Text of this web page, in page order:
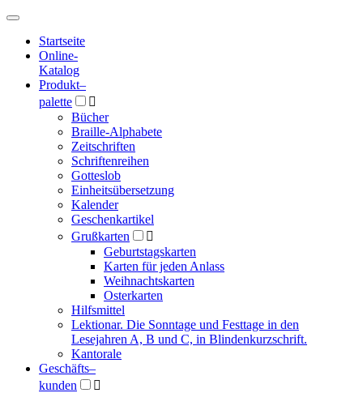
Hauptmenü
Hauptmenü
Startseite
Online-
Katalog
Produkt–
palette

Bücher
Braille-Alphabete
Zeitschriften
Schriftenreihen
Gotteslob
Einheitsübersetzung
Kalender
Geschenkartikel
Grußkarten

Geburtstagskarten
Karten für jeden Anlass
Weihnachtskarten
Osterkarten
Hilfsmittel
Lektionar. Die Sonntage und Festtage in den
Lesejahren A, B und C, in Blindenkurzschrift.
Kantorale
Geschäfts­–
kunden
